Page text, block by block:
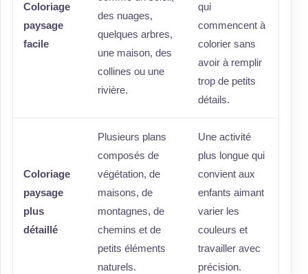
Coloriage
paysage
facile
des nuages,
quelques arbres,
une maison, des
collines ou une
rivière.
qui
commencent à
colorier sans
avoir à remplir
trop de petits
détails.
Coloriage
paysage
plus
détaillé
Plusieurs plans
composés de
végétation, de
maisons, de
montagnes, de
chemins et de
petits éléments
naturels.
Une activité
plus longue qui
convient aux
enfants aimant
varier les
couleurs et
travailler avec
précision.